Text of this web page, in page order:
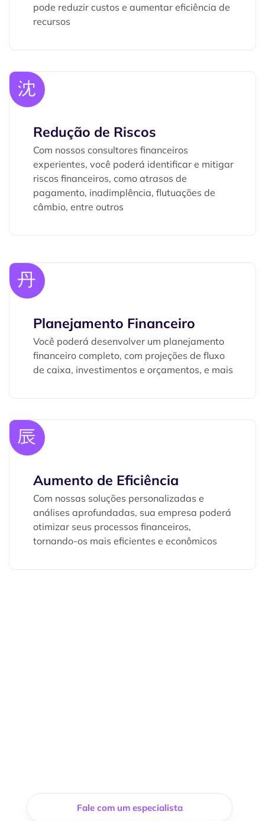
pode reduzir custos e aumentar eficiência de
recursos
Redução de Riscos
Com nossos consultores financeiros
experientes, você poderá identificar e mitigar
riscos financeiros, como atrasos de
pagamento, inadimplência, flutuações de
câmbio, entre outros
Planejamento Financeiro
Você poderá desenvolver um planejamento
financeiro completo, com projeções de fluxo
de caixa, investimentos e orçamentos, e mais
Aumento de Eficiência
Com nossas soluções personalizadas e
análises aprofundadas, sua empresa poderá
otimizar seus processos financeiros,
tornando-os mais eficientes e econômicos
Fale com um especialista